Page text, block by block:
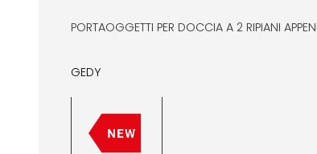
PORTAOGGETTI PER DOCCIA A 2 RIPIANI
GEDY